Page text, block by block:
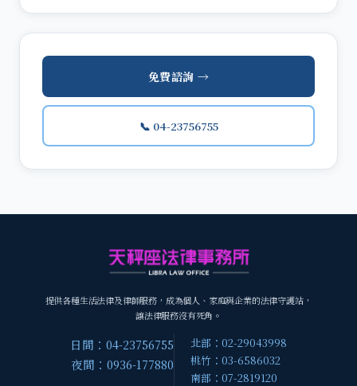
免費諮詢 →
📞 04-23756755
提供各種生活法律及律師服務，成為個人、家庭與企業的法律守護站，
讓法律服務沒有死角。
日間：04-23756755
夜間：0936-177880
北部：02-29043998
桃竹：03-6586032
南部：07-2819120